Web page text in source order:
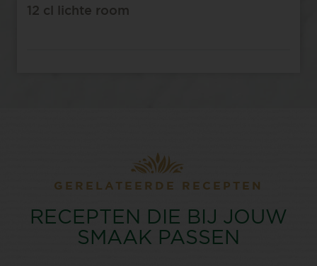
12 cl lichte room
GERELATEERDE RECEPTEN
RECEPTEN DIE BIJ JOUW
SMAAK PASSEN